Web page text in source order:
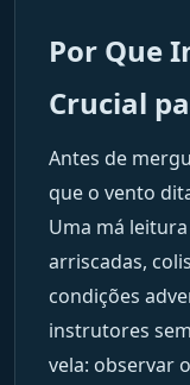
Por Que
Crucial
Antes de
que o vento
Uma má
arriscadas,
condições
instrutores
vela: observar